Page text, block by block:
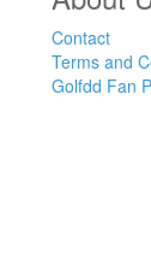
Contact
Terms and
Golfdd Fan